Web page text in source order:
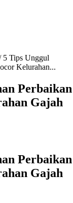
5 Tips Unggul
Kelurahan...
Perbaikan
Gajah
Perbaikan
Gajah